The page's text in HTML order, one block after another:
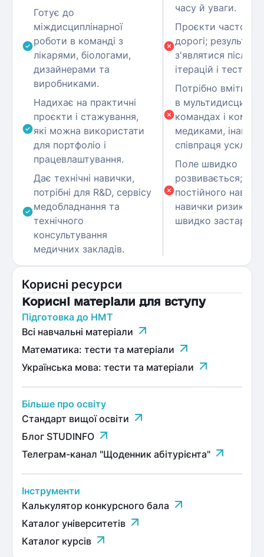
Готує до
міждисциплінарної
роботи в команді з
лікарями, біологами,
дизайнерами та
виробниками.
Надихає на практичні
проєкти і стажування,
які можна використати
для портфоліо і
працевлаштування.
Дає технічні навички,
потрібні для R&D, сервісу
медобладнання та
технічного
консультування
медичних закладів.
часу й уваги.
Проєкти часто
дорогі;
з'являтися після
ітерацій і
Потрібно вміти
в
командах і
медиками, інакше
співпраця
Поле швидко
розвивається; без
постійного
навички
швидко застаріти.
Корисні ресурси
Корисні матеріали для вступу
Підготовка до НМТ
Всі навчальні матеріали
Математика: тести та матеріали
Українська мова: тести та матеріали
Більше про освіту
Стандарт вищої освіти
Блог STUDINFO
Телеграм-канал "Щоденник абітурієнта"
Інструменти
Калькулятор конкурсного бала
Каталог університетів
Каталог курсів